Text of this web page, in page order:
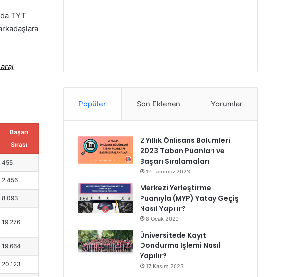
TYT
Başarı
Sırası
455
2.456
8.093
19.276
19.664
20.123
Popüler Son Eklenen Yorumlar
2 Yıllık Önlisans Bölümleri
2023 Taban Puanları ve
Başarı Sıralamaları
19 Temmuz 2023
Merkezi Yerleştirme
Puanıyla (MYP) Yatay Geçiş
Nasıl Yapılır?
8 Ocak 2020
Üniversitede Kayıt
Dondurma İşlemi Nasıl
Yapılır?
17 Kasım 2023